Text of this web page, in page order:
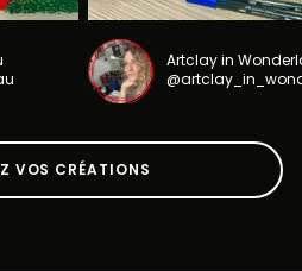
Artclay in
VOS CRÉATIONS